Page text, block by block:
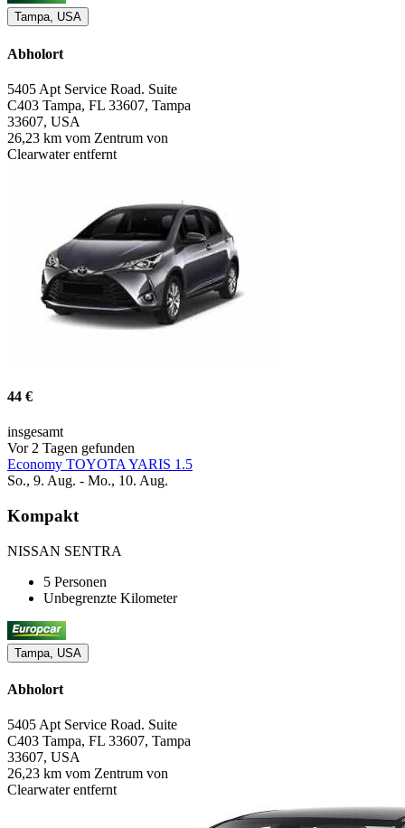
Tampa, USA
Abholort
5405 Apt Service Road. Suite
C403 Tampa, FL 33607, Tampa
33607, USA
26,23 km vom Zentrum von
Clearwater entfernt
44 €
insgesamt
Vor 2 Tagen gefunden
Economy TOYOTA YARIS 1.5
So., 9. Aug. - Mo., 10. Aug.
Kompakt
NISSAN SENTRA
5 Personen
Unbegrenzte Kilometer
Tampa, USA
Abholort
5405 Apt Service Road. Suite
C403 Tampa, FL 33607, Tampa
33607, USA
26,23 km vom Zentrum von
Clearwater entfernt